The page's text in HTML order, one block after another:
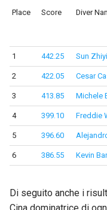
Place Score Diver
1 442.25 Sun
2 422.05 Cesar
3 413.85 Michele
4 399.10 Freddie
5 396.60
6 386.55 Kevin
Di seguito anche i
Cina dominatrice di